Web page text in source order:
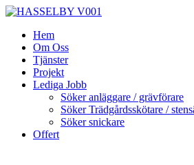
Skip
contentHem
Om Oss
Tjänster
Projekt
Lediga Jobb
Söker anläggare / grävförare
Söker Trädgårdsskötare /
Söker snickare
Offert